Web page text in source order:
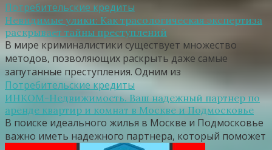
Потребительские кредиты
Невидимые улики: Как трасологическая экспертиза
раскрывает тайны преступлений
В мире криминалистики существует множество
методов, позволяющих раскрыть даже самые
запутанные преступления. Одним из
Потребительские кредиты
ИНКОМ-Недвижимость. Ваш надежный партнер по
аренде квартир и комнат в Москве и Подмосковье
В поиске идеального жилья в Москве и Подмосковье
важно иметь надежного партнера, который поможет